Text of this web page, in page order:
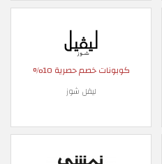
كوبونات خصم حصرية 10%
ليفل شوز